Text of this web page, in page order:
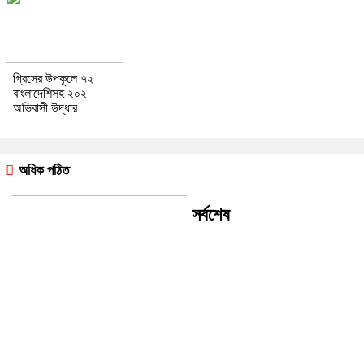
গ্রিসের উপকূলে ৭২
বাংলাদেশিসহ ২০২
অভিবাসী উদ্ধার
অধিক পঠিত
সর্বশেষ